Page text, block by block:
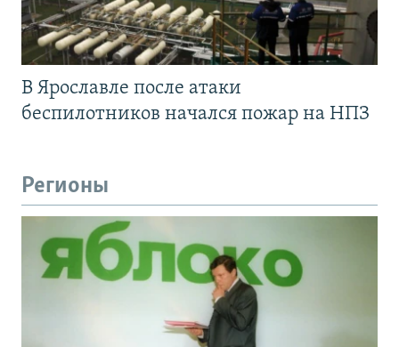
В Ярославле после атаки
беспилотников начался пожар на НПЗ
Регионы